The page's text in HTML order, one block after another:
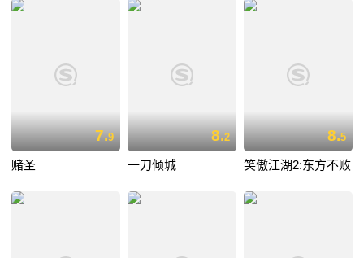
7.9
赌圣
8.2
一刀倾城
8.5
笑傲江湖2:东方不败